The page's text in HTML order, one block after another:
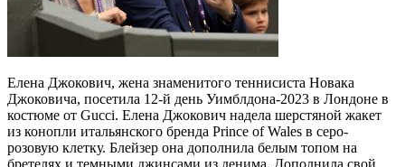
Елена Джокович, жена знаменитого теннисиста Новака
Джоковича, посетила 12-й день Уимблдона-2023 в Лондоне в
костюме от Gucci. Елена Джокович надела шерстяной жакет
из конопли итальянского бренда Prince of Wales в серо-
розовую клетку. Блейзер она дополнила белым топом на
бретелях и темными джинсами из денима. Дополнила свой